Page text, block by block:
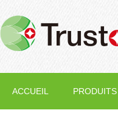
ACCUEIL PRODUITS